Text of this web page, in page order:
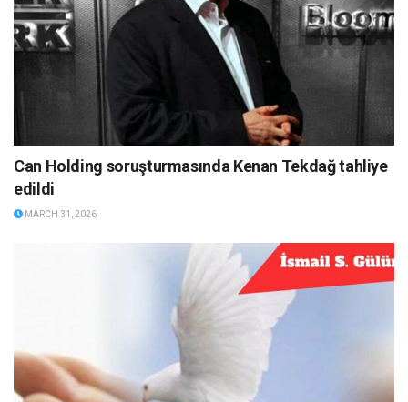
Can Holding soruşturmasında Kenan Tekdağ tahliye
edildi
MARCH 31, 2026